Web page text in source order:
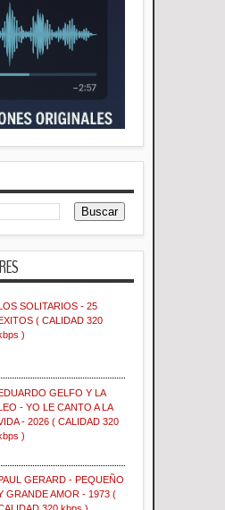
SOLITARIOS - 25
( CALIDAD 320
)
GELFO Y LA
- YO LE CANTO A LA
- 2026 ( CALIDAD 320
)
PAUL GERARD - PEQUEÑO
GRANDE AMOR - 1973 (